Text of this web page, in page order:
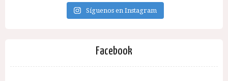
Síguenos en Instagram
Facebook